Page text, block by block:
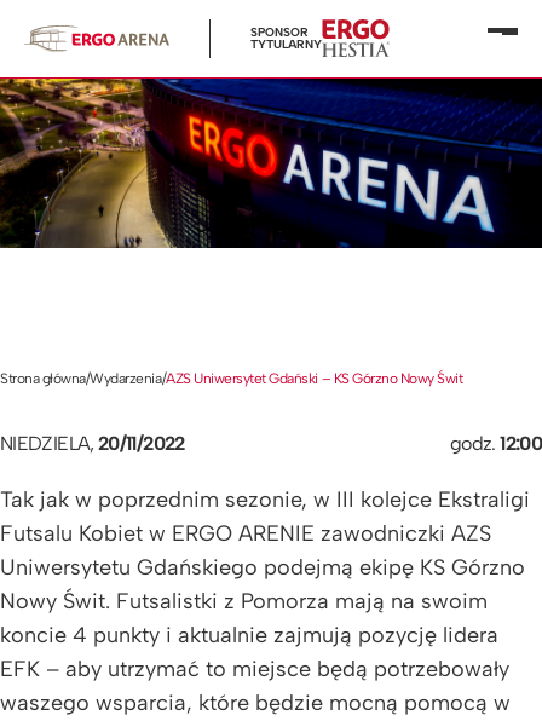
SPONSOR
TYTULARNY
Strona główna/Wydarzenia/AZS Uniwersytet Gdański – KS Górzno Nowy Świt
NIEDZIELA, 20/11/2022 godz.12:00
Tak jak w poprzednim sezonie, w III kolejce Ekstraligi
Futsalu Kobiet w ERGO ARENIE zawodniczki AZS
Uniwersytetu Gdańskiego podejmą ekipę KS Górzno
Nowy Świt. Futsalistki z Pomorza mają na swoim
koncie 4 punkty i aktualnie zajmują pozycję lidera
EFK – aby utrzymać to miejsce będą potrzebowały
waszego wsparcia, które będzie mocną pomocą w